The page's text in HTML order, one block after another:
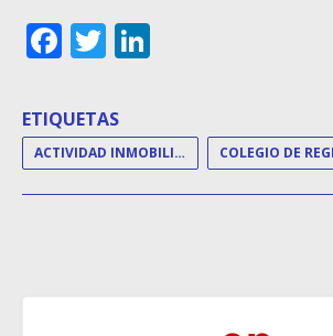
Facebook
Twitter
ETIQUETAS
ACTIVIDAD INMOBILIARIA